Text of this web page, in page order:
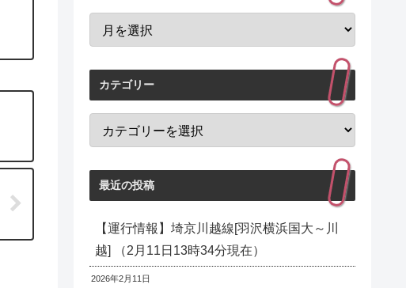
カテゴリー
最近の投稿
【運行情報】埼京川越線[羽沢横浜国大～川
越] （2月11日13時34分現在）
2026年2月11日